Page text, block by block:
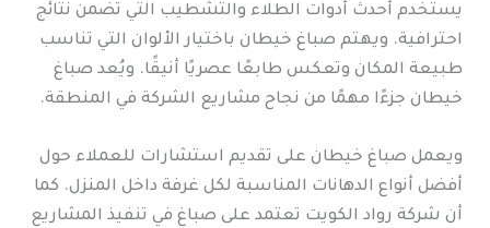
يستخدم أحدث أدوات الطلاء والتشطيب التي تضمن نتائج
احترافية. ويهتم صباغ خيطان باختيار الألوان التي تناسب
طبيعة المكان وتعكس طابعًا عصريًا أنيقًا. ويُعد صباغ
خيطان جزءًا مهمًا من نجاح مشاريع الشركة في المنطقة.
ويعمل صباغ خيطان على تقديم استشارات للعملاء حول
أفضل أنواع الدهانات المناسبة لكل غرفة داخل المنزل. كما
أن شركة رواد الكويت تعتمد على صباغ في تنفيذ المشاريع